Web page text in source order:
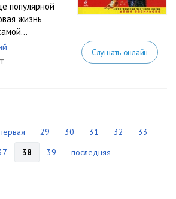
популярной
жизнь
Слушать онлайн
29 30 31 32
33
38 39
последняя